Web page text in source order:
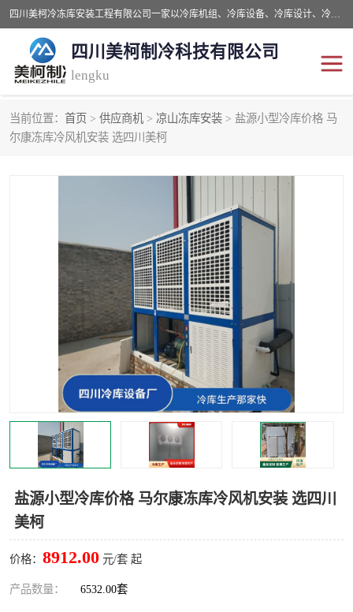
四川美柯冷冻库安装工程有限公司一家以冷库机组、冷库设备、冷库设计、冷冻库设备销售、冷库安装、冻库安装价格及技术服务为一体的综合企业，咨询热线：同等设备材料优惠10% 。公司各种类型安装组合式冷库、冷冻库、冷藏库、气调保鲜库、并提供成套设备供应、安装与调试、维护与维修、技术咨询、操作维修人员技术培训等
四川美柯制冷科技有限公司
lengku
当前位置： 首页 > 供应商机 > 凉山冻库安装 > 盐源小型冷库价格 马
尔康冻库冷风机安装 选四川美柯
盐源小型冷库价格 马尔康冻库冷风机安装 选四川
美柯
价格： 8912.00 元/套 起
产品数量： 6532.00套
冷库安装，冷库价格
成都冻库，成都冻库价格 绵阳冻库,绵阳保鲜冷库
广元冻库安装,广元冻库造
价
南充冻库设计,南充冻库安 遂宁冻库
资阳冻库，资阳冻库安装 泸州冻库，泸州冷库
乐山冻库,乐山保鲜冷库 自贡冻库组装
雅安冷库,雅安冻库 攀枝花冻库
烘干冷链 冻库安装，小型冻库造价
内江冷库，内江冻库 宜宾冷库，宜宾冻库设备
甘孜冻库安装